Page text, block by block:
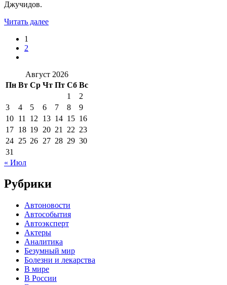
Джучидов.
Читать далее
1
2
Август 2026
Пн Вт Ср Чт Пт Сб Вс
1
2
3
4 5 6 7 8
9
10 11 12 13 14 15 16
17 18 19 20 21 22 23
24 25 26 27 28 29 30
31
« Июл
Рубрики
Автоновости
Автособытия
Автоэксперт
Актеры
Аналитика
Безумный мир
Болезни и лекарства
В мире
В России